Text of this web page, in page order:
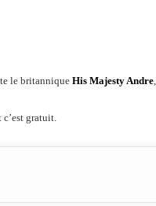
le britannique His Majesty Andre
gratuit.